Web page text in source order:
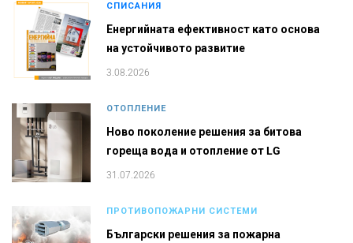
СПИСАНИЯ
Енергийната ефективност като основа
на устойчивото развитие
3.08.2026
ОТОПЛЕНИЕ
Ново поколение решения за битова
гореща вода и отопление от LG
31.07.2026
ПРОТИВОПОЖАРНИ СИСТЕМИ
Български решения за пожарна